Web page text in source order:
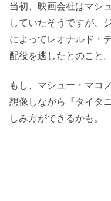
当初、映画会社はマシ
していたそうですが、
によってレオナルド・
配役を逃したとのこと。
もし、マシュー・マコ
想像しながら『タイタ
しみ方ができるかも。